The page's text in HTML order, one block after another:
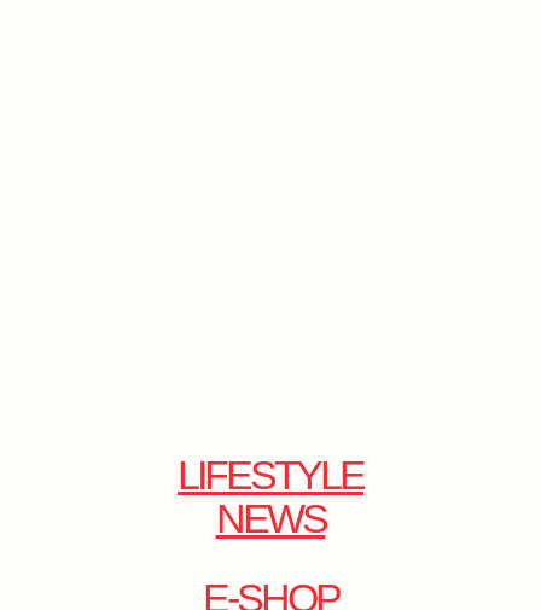
LIFESTYLE
NEWS
E-SHOP